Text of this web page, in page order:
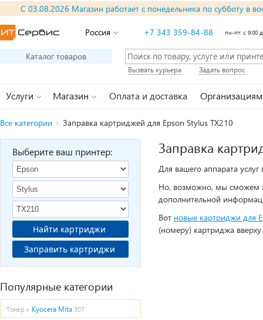
С 03.08.2026 Магазин работает с понедельника по субботу в
Россия +7 343 359-84-88 пн-пт: с 9:00
Каталог товаров
Вызвать курьера Задать вопрос
Услуги Магазин Оплата и доставка Организациям
Все категории > Заправка картриджей для Epson Stylus TX210
Выберите ваш принтер:
Найти картриджи
Заправить картриджи
Популярные категории
Тонер » Kyocera Mita 307
Заправка
Для вашего аппарата
Но, возможно, мы сможем
дополнительной
Вот новые картриджи для
(номеру) картриджа